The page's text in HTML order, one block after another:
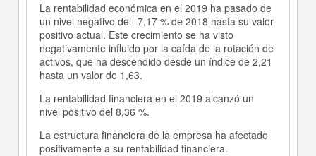
La rentabilidad económica en el 2019 ha pasado de
un nivel negativo del -7,17 % de 2018 hasta su valor
positivo actual. Este crecimiento se ha visto
negativamente influido por la caída de la rotación de
activos, que ha descendido desde un índice de 2,21
hasta un valor de 1,63.
La rentabilidad financiera en el 2019 alcanzó un
nivel positivo del 8,36 %.
La estructura financiera de la empresa ha afectado
positivamente a su rentabilidad financiera.